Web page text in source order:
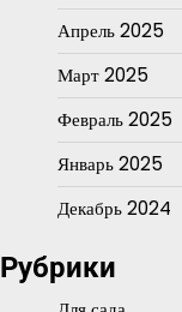
Апрель 2025
Март 2025
Февраль 2025
Январь 2025
Декабрь 2024
Рубрики